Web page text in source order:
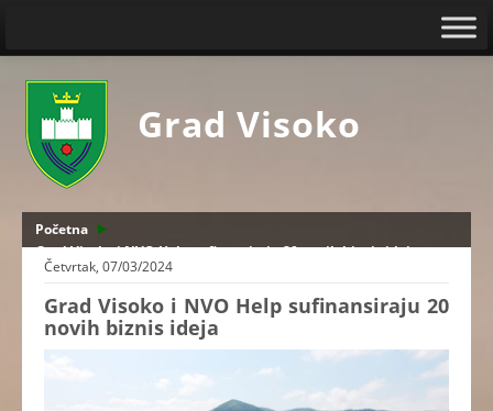
Grad Visoko
Početna
Grad Visoko i NVO Help sufinansiraju 20 novih biznis ideja
Četvrtak, 07/03/2024
Grad Visoko i NVO Help sufinansiraju 20
novih biznis ideja